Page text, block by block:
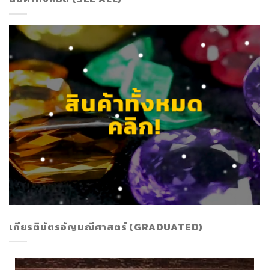
สินค้าทั้งหมด
คลิก!
เกียรติบัตรอัญมณีศาสตร์ (GRADUATED)